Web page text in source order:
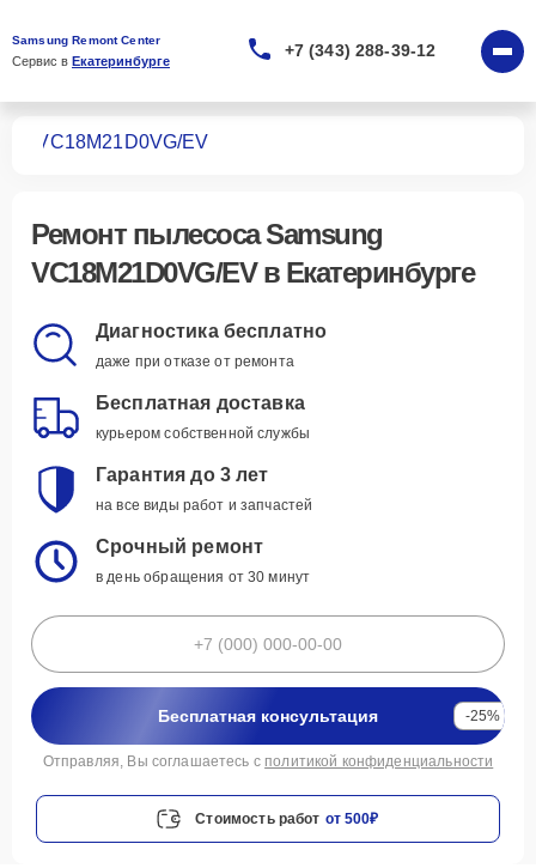
Samsung Remont Center
Сервис в Екатеринбурге
+7 (343) 288-39-12
VC18M21D0VG/EV
Ремонт пылесоса Samsung
VC18M21D0VG/EVв Екатеринбурге
Диагностика бесплатно
даже при отказе от ремонта
Бесплатная доставка
курьером собственной службы
Гарантия до 3 лет
на все виды работ и запчастей
Срочный ремонт
в день обращения от 30 минут
Бесплатная консультация -25%
Отправляя, Вы соглашаетесь с политикой конфиденциальности
Стоимость работ от 500₽